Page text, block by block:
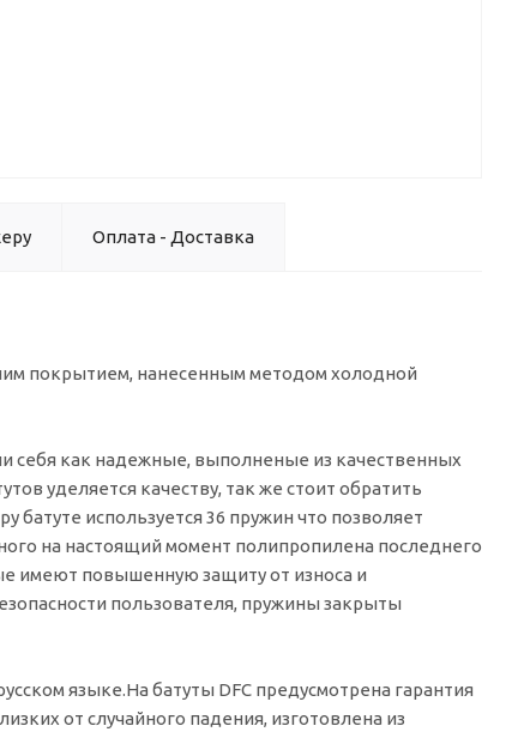
Оплата - Доставка
покрытием, нанесенным методом холодной
себя как надежные, выполненые из качественных
уделяется качеству, так же стоит обратить
используется 36 пружин что позволяет
на настоящий момент полипропилена последнего
имеют повышенную защиту от износа и
пользователя, пружины закрыты
языке.На батуты DFC предусмотрена гарантия
от случайного падения, изготовлена из